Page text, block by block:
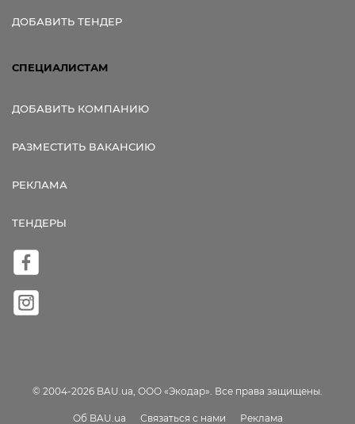
ДОБАВИТЬ ТЕНДЕР
СПЕЦИАЛИСТАМ
ДОБАВИТЬ КОМПАНИЮ
РАЗМЕСТИТЬ ВАКАНСИЮ
РЕКЛАМА
ТЕНДЕРЫ
© 2004-2026 BAU.ua, ООО «Экодар». Все права защищены.
Об BAU.ua Связаться с нами Реклама